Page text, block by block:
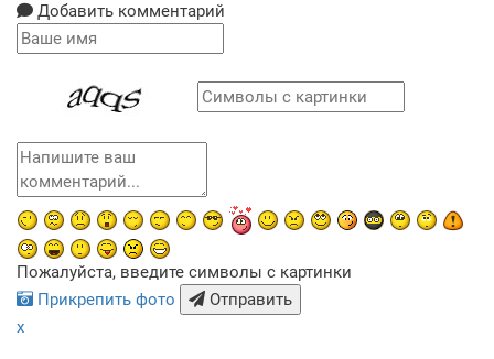
Добавить комментарий
Пожалуйста, введите символы с картинки
Прикрепить фото
Отправить
x